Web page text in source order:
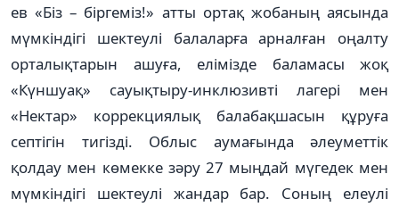
ев «Біз – біргеміз!» атты ортақ жобаның аясында
мүмкіндігі шек­теу­лі балаларға арналған оңалту
орталықтарын ашуға, елімізде баламасы жоқ
«Күншуақ» сауықтыру-инклюзивті лагері мен
«Нектар» коррекциялық балабақшасын құруға
септігін тигізді. Облыс аумағында әлеуметтік
қолдау мен көмекке зәру 27 мыңдай мүгедек мен
мүмкіндігі шектеулі жандар бар. Соның елеулі